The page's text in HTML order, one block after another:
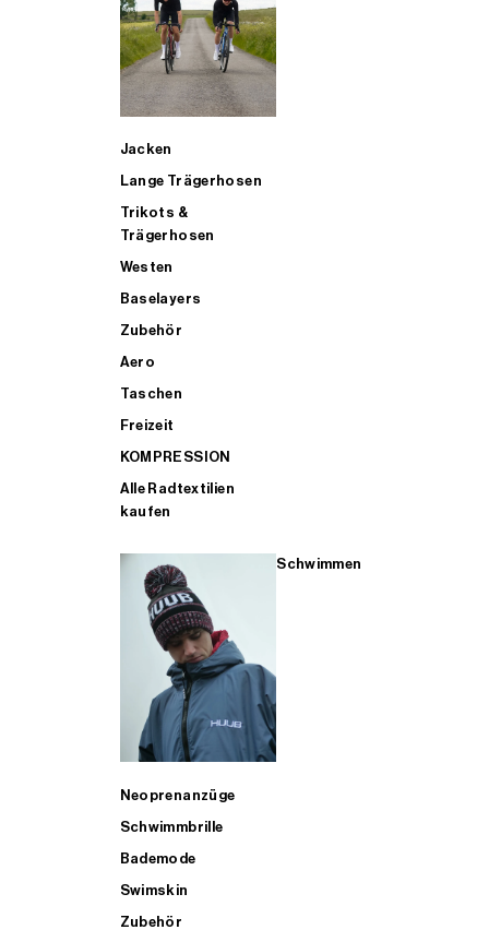
Jacken
Lange Trägerhosen
Trikots &
Trägerhosen
Westen
Baselayers
Zubehör
Aero
Taschen
Freizeit
KOMPRESSION
Alle Radtextilien
kaufen
Schwimmen
Neoprenanzüge
Schwimmbrille
Bademode
Swimskin
Zubehör
ALLE TRIATHLONARTIKEL FÜR MÄNNER KAUFEN